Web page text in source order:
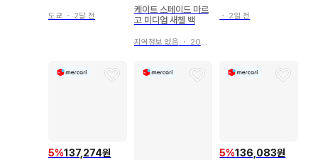
도쿄 ・ 2달 전
케이트 스페이드 마르
고 미디엄 새첼 백
지역정보 없음 ・ 20일 전
・ 2일 전
5%137,274원 5%136,083원